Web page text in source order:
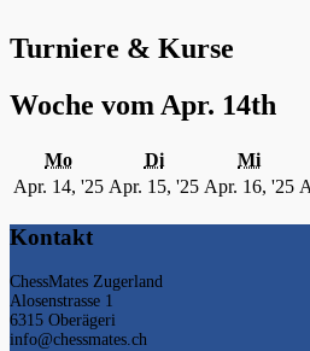
Turniere & Kurse
Woche vom Apr. 14th
MoMontag DiDienstag Mi
Apr. 14, '2514.
2025
Apr. 15, '2515.
2025
Apr. 16, '25
Kontakt
ChessMates Zugerland
Alosenstrasse 1
6315 Oberägeri
info@chessmates.ch